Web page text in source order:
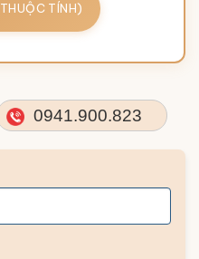
TÍNH)
0941.900.823